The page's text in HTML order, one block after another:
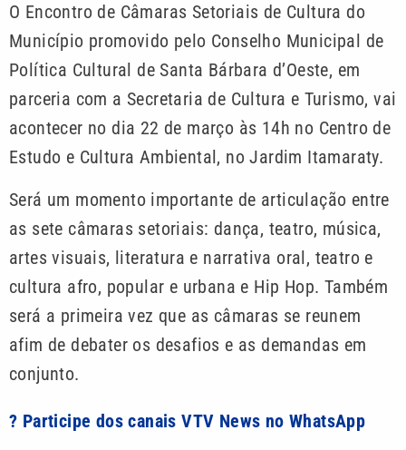
O Encontro de Câmaras Setoriais de Cultura do
Município promovido pelo Conselho Municipal de
Política Cultural de Santa Bárbara d’Oeste, em
parceria com a Secretaria de Cultura e Turismo, vai
acontecer no dia 22 de março às 14h no Centro de
Estudo e Cultura Ambiental, no Jardim Itamaraty.
Será um momento importante de articulação entre
as sete câmaras setoriais: dança, teatro, música,
artes visuais, literatura e narrativa oral, teatro e
cultura afro, popular e urbana e Hip Hop. Também
será a primeira vez que as câmaras se reunem
afim de debater os desafios e as demandas em
conjunto.
? Participe dos canais VTV News no WhatsApp